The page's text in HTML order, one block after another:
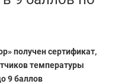
получен сертификат,
температуры
9 баллов